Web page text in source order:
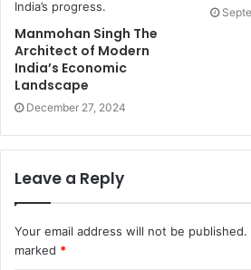
Manmohan Singh The
Architect of Modern
India’s Economic
Landscape
December 27, 2024
Leave a Reply
Your email address will not be published.
marked *